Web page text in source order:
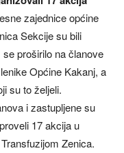
zajednice općine
Sekcije su bili
proširilo na članove
Općine Kakanj, a
su to željeli.
i zastupljene su
17 akcija u
Zenica.